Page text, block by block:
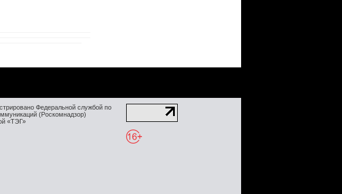
Федеральной службой по
(Роскомнадзор)
«ТЭГ»